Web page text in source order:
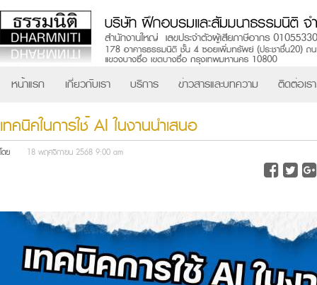
หน้าแรก เกี่ยวกับเรา บริการ ข่าวสารและบทความ ติดต่อเรา
เทคนิคในการใช้ AI ในงานนำเสนอ
โดย 18 พฤศจิกายน 2568 9:00 am